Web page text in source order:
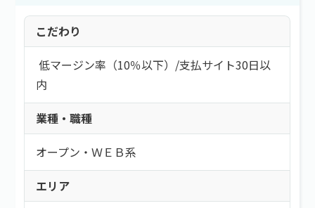
こだわり
低マージン率（10％以下） /支払サイト30日以
内
業種・職種
オープン・ＷＥＢ系
エリア